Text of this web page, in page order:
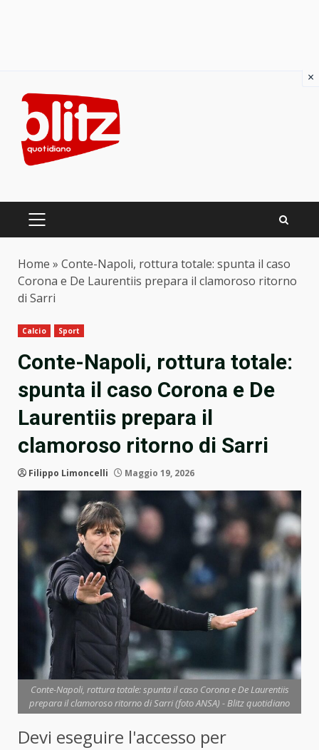
content
PRIMARY
Home » Conte-Napoli, rottura totale: spunta il caso
Corona e De Laurentiis prepara il clamoroso ritorno
di Sarri
Calcio Sport
Conte-Napoli, rottura totale:
spunta il caso Corona e De
Laurentiis prepara il
clamoroso ritorno di Sarri
Filippo Limoncelli Maggio 19, 2026
Conte-Napoli, rottura totale: spunta il caso Corona e De Laurentiis
prepara il clamoroso ritorno di Sarri (foto ANSA) - Blitz quotidiano
Devi eseguire l'accesso per
×